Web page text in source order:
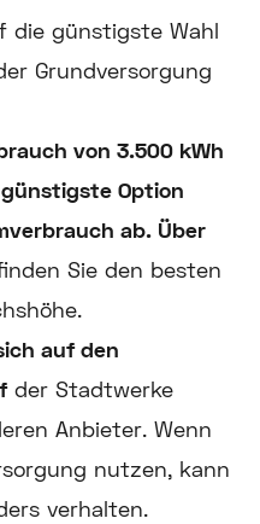
die günstigste Wahl
Grundversorgung
von 3.500 kWh
Option
ab. Über
Sie den besten
auf den
der Stadtwerke
Anbieter. Wenn
nutzen, kann
verhalten.